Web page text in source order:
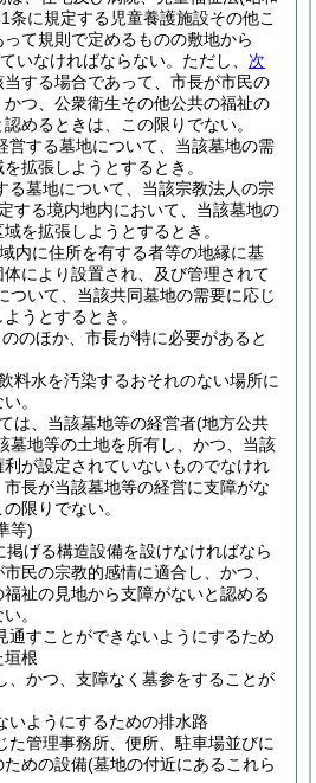
条に規定する児童養護施設その他こ
て規則で定めるものの敷地から
いなければならない。 ただし、 次
する場合であって、市長が市民の
つ、公衆衛生その他公共の福祉の
めるときは、この限りでない。
営する墓地について、当該墓地の需
拡張しようとするとき。
る墓地について、当該宗教法人の宗
する境内地内において、当該墓地の
を拡張しようとするとき。
内に住所を有する者等の地縁に基
により設置され、及び管理されて
ついて、当該共同墓地の需要に応じ
うとするとき。
のほか、市長が特に必要があると
料水を汚染するおそれのない場所に
。
は、当該墓地等の経営者(地方公共
墓地等の土地を所有し、かつ、当該
が設定されていないものでなけれ
市長が当該墓地等の経営に支障がな
限りでない。
等)
掲げる構造設備を設けなければなら
民の宗教的感情に適合し、かつ、
祉の見地から支障がないと認める
。
通すことができないようにするため
垣根
、かつ、支障なく墓参をすることが
いようにするための排水路
た管理事務所、便所、駐車場並びに
ための設備(墓地の付近にあるこれら